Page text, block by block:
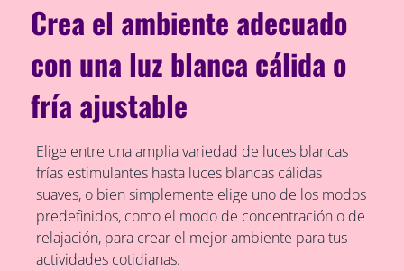
Crea el ambiente adecuado
con una luz blanca cálida o
fría ajustable
Elige entre una amplia variedad de luces blancas
frías estimulantes hasta luces blancas cálidas
suaves, o bien simplemente elige uno de los modos
predefinidos, como el modo de concentración o de
relajación, para crear el mejor ambiente para tus
actividades cotidianas.